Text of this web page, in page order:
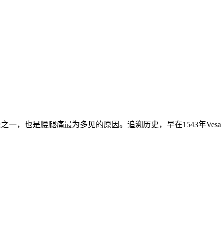
，也是腰腿痛最为多见的原因。追溯历史，早在1543年